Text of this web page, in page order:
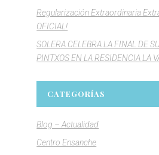
Regularización Extraordinaria
OFICIAL!
SOLERA CELEBRA LA FINAL DE
PINTXOS EN LA RESIDENCIA LA
CATEGORÍAS
Blog – Actualidad
Centro Ensanche